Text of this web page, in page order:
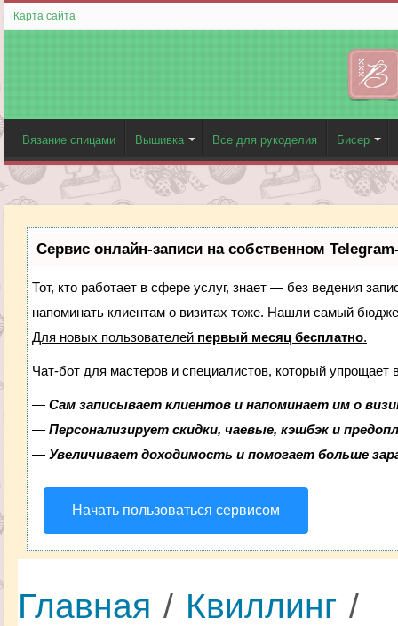
Карта сайта
Вязание спицами Вышивка Все для рукоделия Бисер
Сервис онлайн-записи на собственном
Тот, кто работает в сфере услуг, знает — без ведения
напоминать клиентам о визитах тоже. Нашли самый
Для новых пользователей первый месяц бесплатно.
Чат-бот для мастеров и специалистов, который упрощает
— Сам записывает клиентов и напоминает им о
— Персонализирует скидки, чаевые, кэшбэк и
— Увеличивает доходимость и помогает больше
Начать пользоваться сервисом
Главная / Квиллинг /